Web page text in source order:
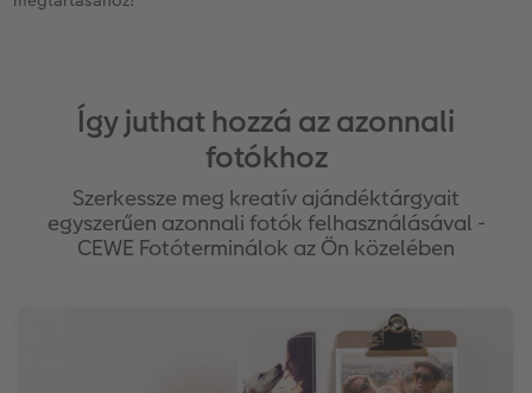
Így juthat hozzá az azonnali
fotókhoz
Szerkessze meg kreatív ajándéktárgyait
egyszerűen azonnali fotók felhasználásával -
CEWE Fotóterminálok az Ön közelében